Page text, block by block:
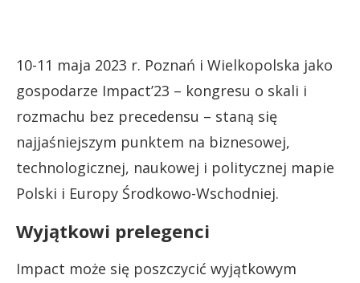
10-11 maja 2023 r. Poznań i Wielkopolska jako
gospodarze Impact’23 – kongresu o skali i
rozmachu bez precedensu – staną się
najjaśniejszym punktem na biznesowej,
technologicznej, naukowej i politycznej mapie
Polski i Europy Środkowo-Wschodniej.
Wyjątkowi prelegenci
Impact może się poszczycić wyjątkowym